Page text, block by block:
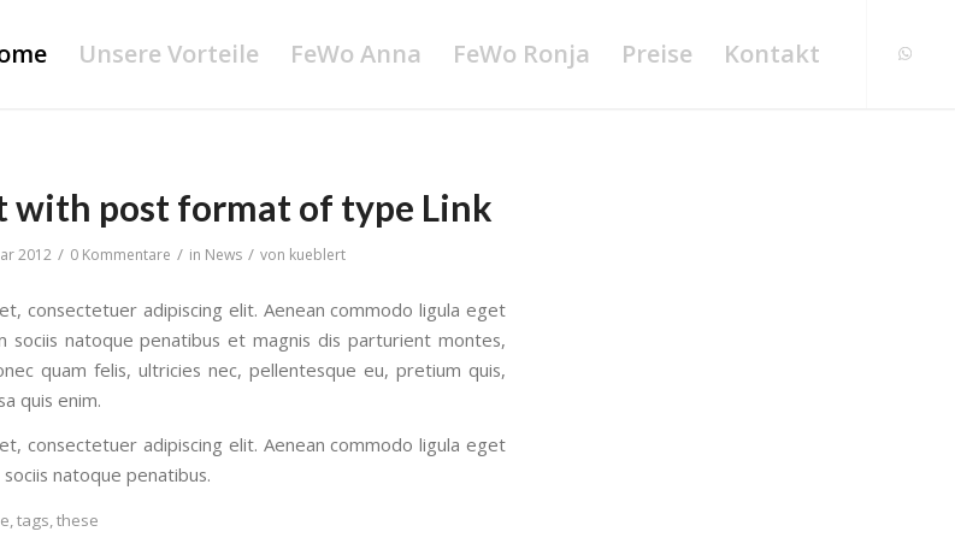
Unsere Vorteile FeWo Anna FeWo Ronja Preise Kontakt
with post format of type Link
2012 / 0 Kommentare / in News / von kueblert
consectetuer adipiscing elit. Aenean commodo ligula eget
sociis natoque penatibus et magnis dis parturient montes,
quam felis, ultricies nec, pellentesque eu, pretium quis,
quis enim.
consectetuer adipiscing elit. Aenean commodo ligula eget
natoque penatibus.
,tags,these